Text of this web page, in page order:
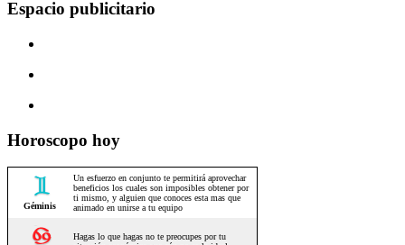
Espacio publicitario
Horoscopo hoy